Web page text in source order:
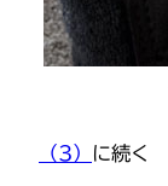
（3） に続く